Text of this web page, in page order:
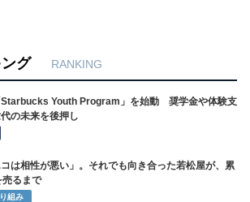
グ RANKING
Starbucks Youth Program」を始動 奨学金や体験支
の未来を後押し
コは相性が悪い」。それでも向き合った若松屋が、累
るまで
組み